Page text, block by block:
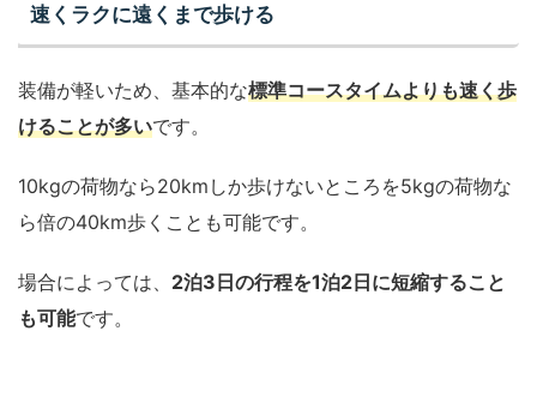
速くラクに遠くまで歩ける
装備が軽いため、基本的な標準コースタイムよりも速く歩
けることが多いです。
10kgの荷物なら20kmしか歩けないところを5kgの荷物な
ら倍の40km歩くことも可能です。
場合によっては、 2泊3日の行程を1泊2日に短縮すること
も可能です。